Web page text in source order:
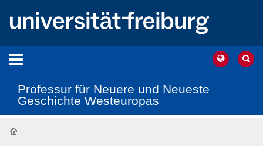
Professur für Neuere und Neueste
Geschichte Westeuropas